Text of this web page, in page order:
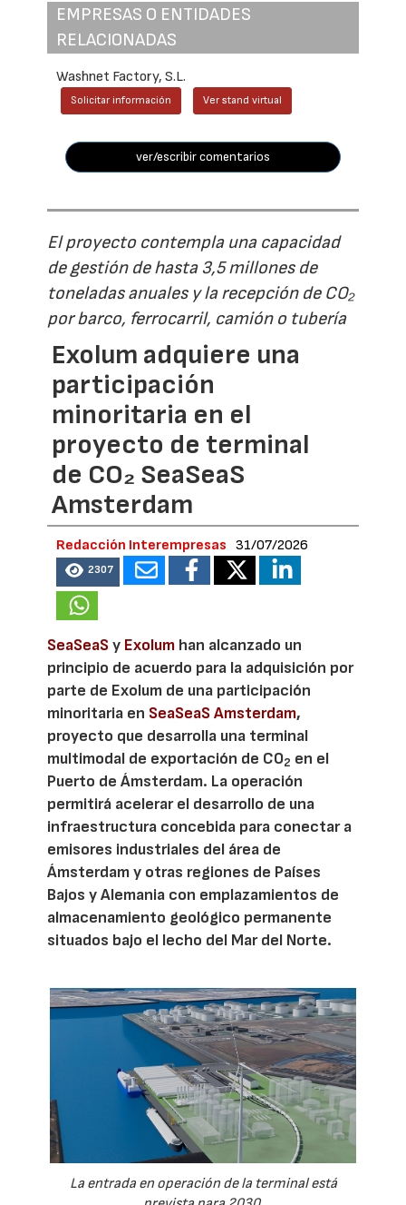
EMPRESAS O ENTIDADES
RELACIONADAS
Washnet Factory, S.L.
Solicitar información Ver stand virtual
ver/escribir comentarios
El proyecto contempla una capacidad
de gestión de hasta 3,5 millones de
toneladas anuales y la recepción de CO₂
por barco, ferrocarril, camión o tubería
Exolum adquiere una
participación
minoritaria en el
proyecto de terminal
de CO₂ SeaSeaS
Amsterdam
Redacción Interempresas 31/07/2026
2307
SeaSeaSy Exolum han alcanzado un
principio de acuerdo para la adquisición por
parte de Exolum de una participación
minoritaria en SeaSeaS Amsterdam,
proyecto que desarrolla una terminal
multimodal de exportación de CO2 en el
Puerto de Ámsterdam. La operación
permitirá acelerar el desarrollo de una
infraestructura concebida para conectar a
emisores industriales del área de
Ámsterdam y otras regiones de Países
Bajos y Alemania con emplazamientos de
almacenamiento geológico permanente
situados bajo el lecho del Mar del Norte.
La entrada en operación de la terminal está